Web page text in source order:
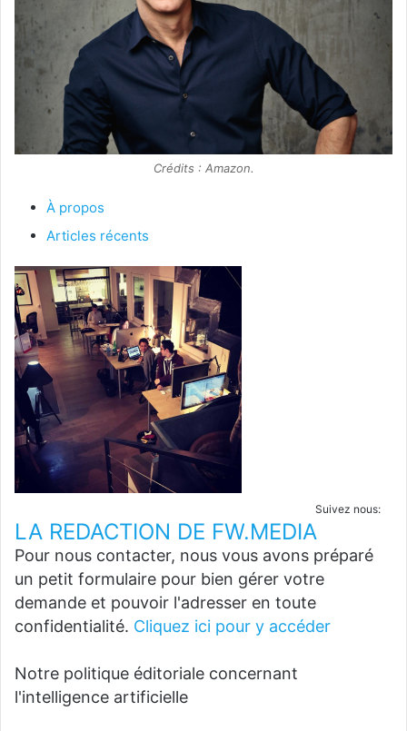
Crédits : Amazon.
À propos
Articles récents
Suivez nous:
LA REDACTION DE FW.MEDIA
Pour nous contacter, nous vous avons préparé
un petit formulaire pour bien gérer votre
demande et pouvoir l'adresser en toute
confidentialité. Cliquez ici pour y accéder
Notre politique éditoriale concernant
l'intelligence artificielle